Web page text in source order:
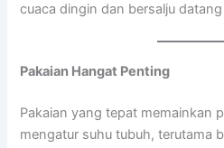
cuaca dingin dan bersalju
Pakaian Hangat Penting
Pakaian yang tepat memainkan
mengatur suhu tubuh, terutama